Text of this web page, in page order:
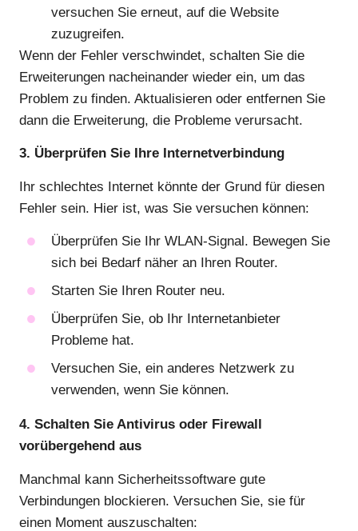
versuchen Sie erneut, auf die Website
zuzugreifen.
Wenn der Fehler verschwindet, schalten Sie die
Erweiterungen nacheinander wieder ein, um das
Problem zu finden. Aktualisieren oder entfernen Sie
dann die Erweiterung, die Probleme verursacht.
3. Überprüfen Sie Ihre Internetverbindung
Ihr schlechtes Internet könnte der Grund für diesen
Fehler sein. Hier ist, was Sie versuchen können:
Überprüfen Sie Ihr WLAN-Signal. Bewegen Sie
sich bei Bedarf näher an Ihren Router.
Starten Sie Ihren Router neu.
Überprüfen Sie, ob Ihr Internetanbieter
Probleme hat.
Versuchen Sie, ein anderes Netzwerk zu
verwenden, wenn Sie können.
4. Schalten Sie Antivirus oder Firewall
vorübergehend aus
Manchmal kann Sicherheitssoftware gute
Verbindungen blockieren. Versuchen Sie, sie für
einen Moment auszuschalten: